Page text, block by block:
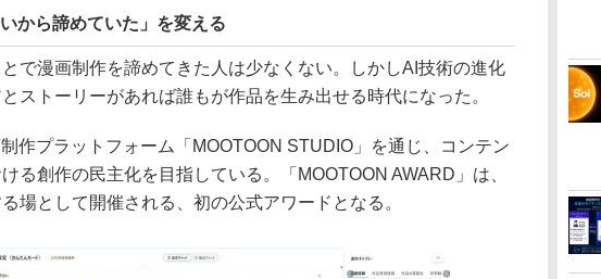
から諦めていた」を変える
で漫画制作を諦めてきた人は少なくない。しかしAI技術の進化
ストーリーがあれば誰もが作品を生み出せる時代になった。
作プラットフォーム「MOOTOON STUDIO」を通じ、コンテン
る創作の民主化を目指している。「MOOTOON AWARD」は、
場として開催される、初の公式アワードとなる。